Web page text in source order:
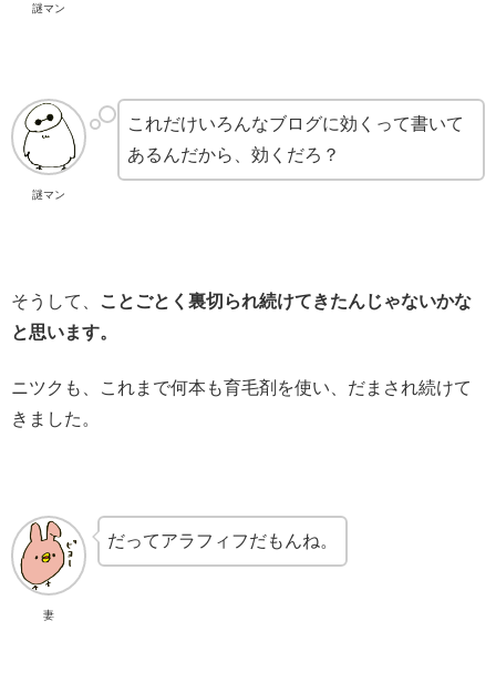
謎マン
謎マン
これだけいろんなブログに効くって書いて
あるんだから、効くだろ？
そうして、
ことごとく裏切られ続けてきたんじゃないかな
と思います。
ニツクも、これまで何本も育毛剤を使い、だまされ続けて
きました。
妻
だってアラフィフだもんね。